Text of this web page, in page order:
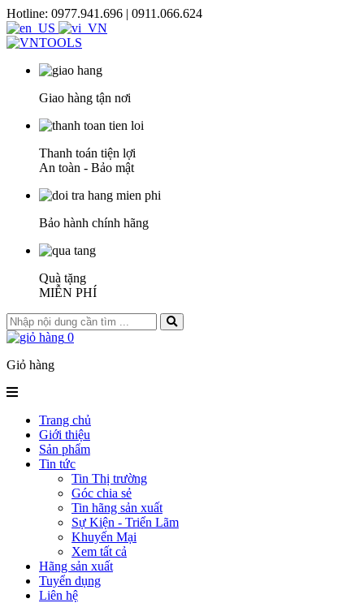
Hotline: 0977.941.696 | 0911.066.624
Giao hàng tận nơi
Thanh toán tiện lợi
An toàn - Bảo mật
Bảo hành chính hãng
Quà tặng
MIỄN PHÍ
0
Giỏ hàng
Trang chủ
Giới thiệu
Sản phẩm
Tin tức
Tin Thị trường
Góc chia sẻ
Tin hãng sản xuất
Sự Kiện - Triển Lãm
Khuyến Mại
Xem tất cả
Hãng sản xuất
Tuyển dụng
Liên hệ